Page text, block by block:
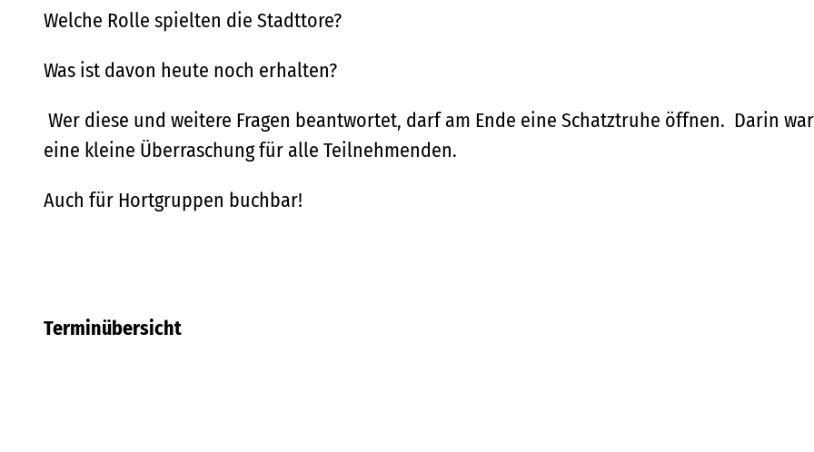
Welche Rolle spielten die Stadttore?
Was ist davon heute noch erhalten?
Wer diese und weitere Fragen beantwortet, darf am Ende eine Schatztruhe öffnen. Darin
eine kleine Überraschung für alle Teilnehmenden.
Auch für Hortgruppen buchbar!
Terminübersicht